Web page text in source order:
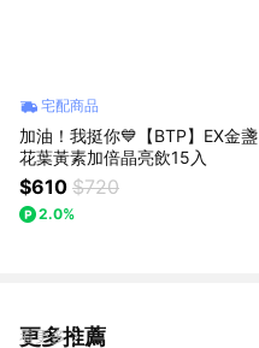
宅配商品
加油！我挺你💙【BTP】EX金盞
花葉黃素加倍晶亮飲15入
$610 $720
2.0%
更多推薦
看更多